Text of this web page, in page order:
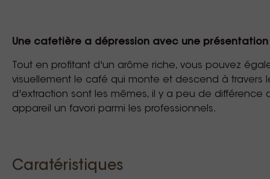
Une cafetière a dépression avec une
Tout en profitant d'un arôme riche, vous pouvez
visuellement le café qui monte et descend à travers
d'extraction sont les mêmes, il y a peu de différence
appareil un favori parmi les professionnels.
Caratéristiques